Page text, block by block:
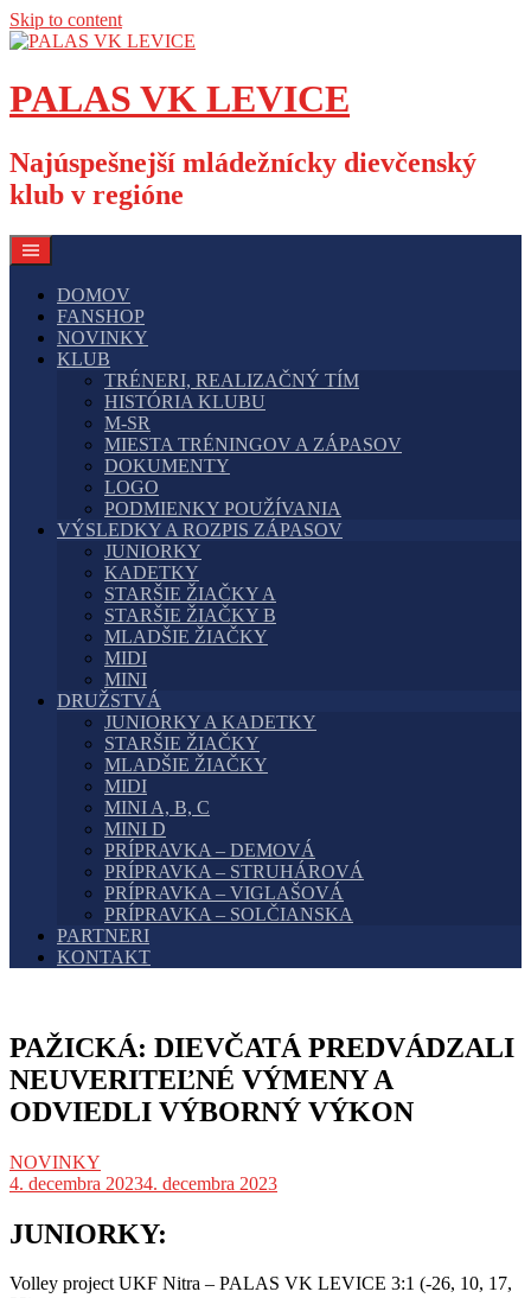
Skip to content
PALAS VK LEVICE
Najúspešnejší mládežnícky dievčenský
klub v regióne
DOMOV
FANSHOP
NOVINKY
KLUB
TRÉNERI, REALIZAČNÝ TÍM
HISTÓRIA KLUBU
M-SR
MIESTA TRÉNINGOV A ZÁPASOV
DOKUMENTY
LOGO
PODMIENKY POUŽÍVANIA
VÝSLEDKY A ROZPIS ZÁPASOV
JUNIORKY
KADETKY
STARŠIE ŽIAČKY A
STARŠIE ŽIAČKY B
MLADŠIE ŽIAČKY
MIDI
MINI
DRUŽSTVÁ
JUNIORKY A KADETKY
STARŠIE ŽIAČKY
MLADŠIE ŽIAČKY
MIDI
MINI A, B, C
MINI D
PRÍPRAVKA – DEMOVÁ
PRÍPRAVKA – STRUHÁROVÁ
PRÍPRAVKA – VIGLAŠOVÁ
PRÍPRAVKA – SOLČIANSKA
PARTNERI
KONTAKT
PAŽICKÁ: DIEVČATÁ PREDVÁDZALI
NEUVERITEĽNÉ VÝMENY A
ODVIEDLI VÝBORNÝ VÝKON
NOVINKY
4. decembra 20234. decembra 2023
JUNIORKY:
Volley project UKF Nitra – PALAS VK LEVICE 3:1 (-26, 10, 17,